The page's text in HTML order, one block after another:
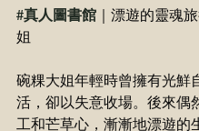
#真人圖書館 ｜漂遊的靈魂
姐
碗粿大姐年輕時曾擁有光鮮
活，卻以失意收場。後來偶
工和芒草心，漸漸地漂遊的